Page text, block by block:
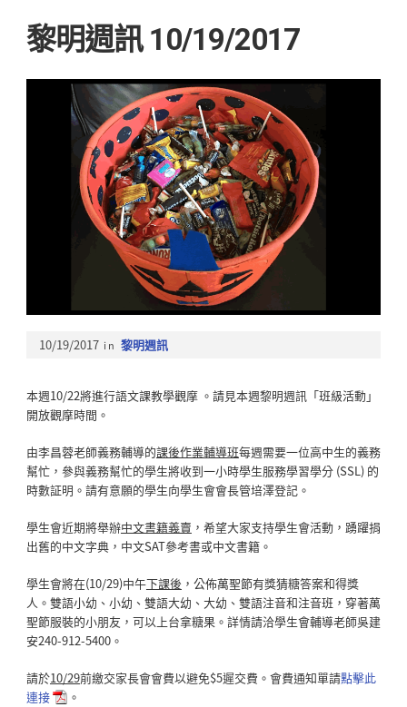
黎明週訊 10/19/2017
10/19/2017 in 黎明週訊
本週10/22將進行語文課教學觀摩 。請見本週黎明週訊「班級活動」
開放觀摩時間。
由李昌蓉老師義務輔導的課後作業輔導班每週需要一位高中生的義務
幫忙，參與義務幫忙的學生將收到一小時學生服務學習學分 (SSL) 的
時數証明。請有意願的學生向學生會會長管培澤登記。
學生會近期將舉辦中文書籍義賣 ，希望大家支持學生會活動，踴躍捐
出舊的中文字典，中文SAT參考書或中文書籍。
學生會將在(10/29)中午下課後，公佈萬聖節有獎猜糖答案和得獎
人。雙語小幼、小幼、雙語大幼、大幼、雙語注音和注音班，穿著萬
聖節服裝的小朋友，可以上台拿糖果。詳情請洽學生會輔導老師吳建
安240-912-5400。
請於10/29前繳交家長會會費以避免$5遲交費。會費通知單請點擊此
連接
。